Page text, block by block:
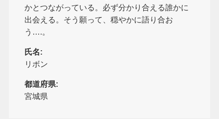
かとつながっている。必ず分かり合える誰かに
出会える。そう願って、穏やかに語り合お
う….。
氏名:
リボン
都道府県:
宮城県